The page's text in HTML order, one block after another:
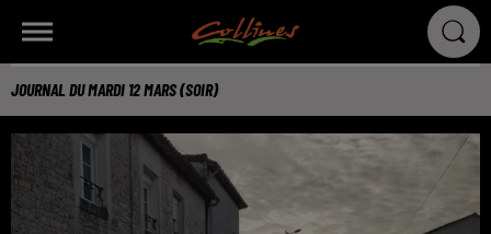
JOURNAL DU MARDI 12 MARS (SOIR)